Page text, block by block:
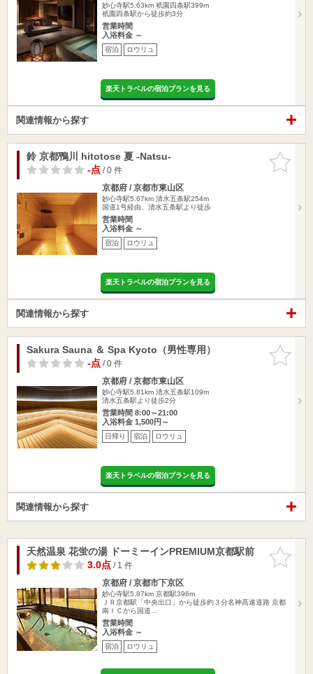
妙心寺駅5.63km 祇園四条駅399m
祇園四条駅から徒歩約3分
営業時間
入浴料金 ～
宿泊 ロウリュ
楽天トラベルの宿泊プランを見る
関連情報から探す
お気に入
りに追加
鈴 京都鴨川 hitotose 夏 -Natsu-
-点/ 0 件
京都府 / 京都市東山区
妙心寺駅5.67km 清水五条駅254m
国道1号経由、清水五条駅より徒歩
営業時間
入浴料金 ～
宿泊 ロウリュ
楽天トラベルの宿泊プランを見る
関連情報から探す
お気に入
りに追加
Sakura Sauna ＆ Spa Kyoto（男性専用）
-点/ 0 件
京都府 / 京都市東山区
妙心寺駅5.81km 清水五条駅109m
清水五条駅より徒歩2分
営業時間 8:00～21:00
入浴料金 1,500円～
日帰り 宿泊 ロウリュ
楽天トラベルの宿泊プランを見る
関連情報から探す
お気に入
りに追加
天然温泉 花蛍の湯 ドーミーインPREMIUM京都駅前
3.0点/ 1 件
京都府 / 京都市下京区
妙心寺駅5.87km 京都駅396m
ＪＲ京都駅「中央出口」から徒歩約３分名神高速道路 京都
南ＩＣから国道…
営業時間
入浴料金 ～
宿泊 ロウリュ